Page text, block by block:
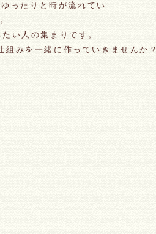
ったりと時が流れてい
い人の集まりです。
みを一緒に作っていきませんか？